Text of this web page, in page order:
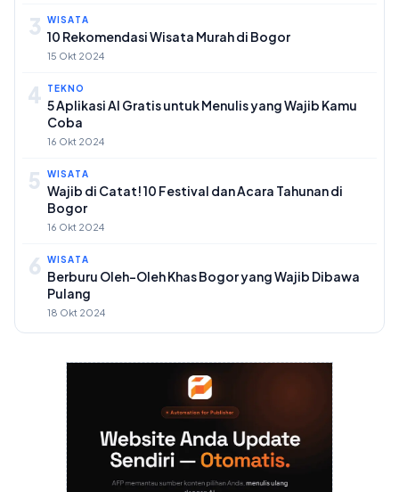
3 WISATA
10 Rekomendasi Wisata Murah di Bogor
15 Okt 2024
4 TEKNO
5 Aplikasi AI Gratis untuk Menulis yang Wajib Kamu
Coba
16 Okt 2024
5 WISATA
Wajib di Catat! 10 Festival dan Acara Tahunan di
Bogor
16 Okt 2024
6 WISATA
Berburu Oleh-Oleh Khas Bogor yang Wajib Dibawa
Pulang
18 Okt 2024